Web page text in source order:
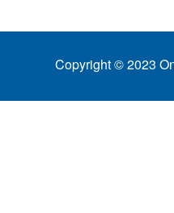
Copyright © 2023